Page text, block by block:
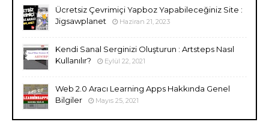
Ücretsiz Çevrimiçi Yapboz Yapabileceğiniz Site :
Jigsawplanet
Haziran 21, 2023
Kendi Sanal Serginizi Oluşturun : Artsteps Nasıl
Kullanılır?
Eylül 22, 2021
Web 2.0 Aracı Learning Apps Hakkında Genel
Bilgiler
Mayıs 25, 2021